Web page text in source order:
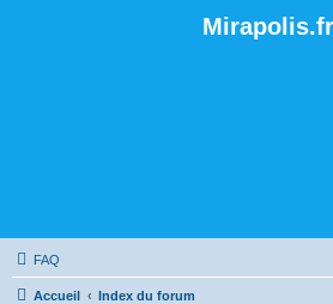
Mirapolis.fr
FAQ
Accueil Index du forum